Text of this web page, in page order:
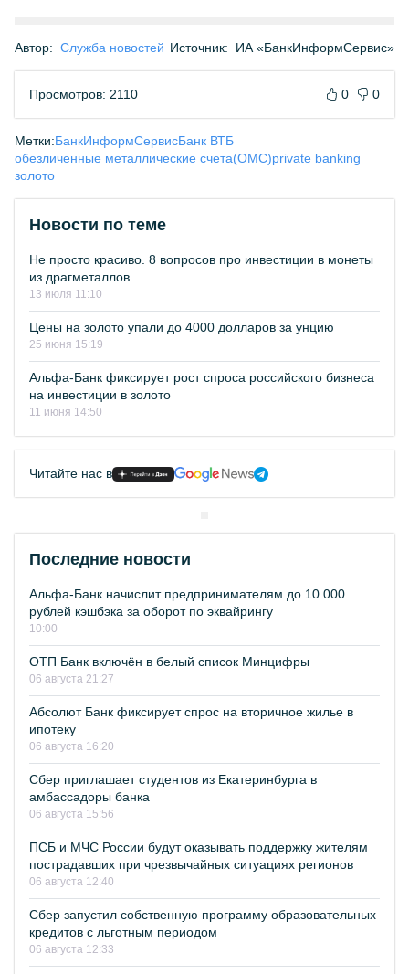
Автор: Служба новостей Источник: ИА «БанкИнформСервис»
Просмотров: 2110 0 0
Метки:БанкИнформСервисБанк ВТБ
обезличенные металлические счета(ОМС)private banking
золото
Новости по теме
Не просто красиво. 8 вопросов про инвестиции в монеты
из драгметаллов
13 июля 11:10
Цены на золото упали до 4000 долларов за унцию
25 июня 15:19
Альфа-Банк фиксирует рост спроса российского бизнеса
на инвестиции в золото
11 июня 14:50
Читайте нас в
Последние новости
Альфа-Банк начислит предпринимателям до 10 000
рублей кэшбэка за оборот по эквайрингу
10:00
ОТП Банк включён в белый список Минцифры
06 августа 21:27
Абсолют Банк фиксирует спрос на вторичное жилье в
ипотеку
06 августа 16:20
Сбер приглашает студентов из Екатеринбурга в
амбассадоры банка
06 августа 15:56
ПСБ и МЧС России будут оказывать поддержку жителям
пострадавших при чрезвычайных ситуациях регионов
06 августа 12:40
Сбер запустил собственную программу образовательных
кредитов с льготным периодом
06 августа 12:33